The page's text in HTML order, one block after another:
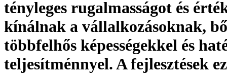
tényleges rugalmasságot és
kínálnak a vállalkozásoknak,
többfelhős képességekkel és
teljesítménnyel. A fejlesztések